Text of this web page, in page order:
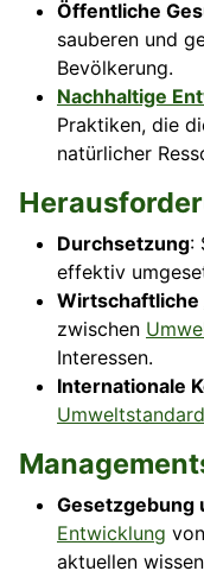
Öffentliche
sauberen und
Bevölkerung.
Nachhaltige
Praktiken, die
natürlicher
Durchsetzung:
effektiv
Wirtschaftliche
zwischen
Interessen.
Internationale
Gesetzgebung
Entwicklung von
aktuellen